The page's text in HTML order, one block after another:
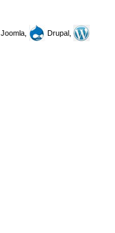
Joomla,
Drupal,